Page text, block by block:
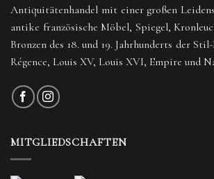
Antiquitätenhandel mit einer großen
antike französische Möbel, Spiegel,
Bronzen des 18. und 19. Jahrhunderts der
Régence, Louis XV, Louis XVI, Empire und
MITGLIEDSCHAFTEN